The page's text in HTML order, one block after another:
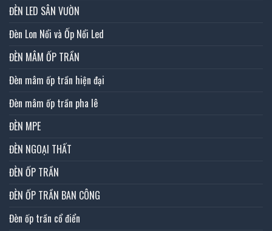
ĐÈN LED SÂN VƯỜN
Đèn Lon Nổi và Ốp Nổi Led
ĐÈN MÂM ỐP TRẦN
Đèn mâm ốp trần hiện đại
Đèn mâm ốp trần pha lê
ĐÈN MPE
ĐÈN NGOẠI THẤT
ĐÈN ỐP TRẦN
ĐÈN ỐP TRẦN BAN CÔNG
Đèn ốp trần cổ điển